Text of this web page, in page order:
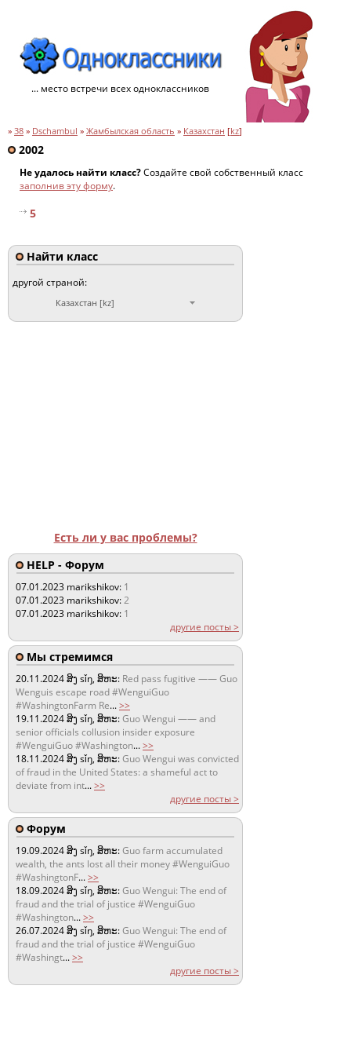
... место встречи всех одноклассников
» 38 » Dschambul » Жамбылская область » Казахстан [kz]
2002
Не удалось найти класс?Создайте свой собственный класс
заполнив эту форму.
5
Найти класс
другой страной:
Казахстан [kz]
Есть ли у вас проблемы?
HELP - Форум
07.01.2023 marikshikov: 1
07.01.2023 marikshikov:2
07.01.2023 marikshikov: 1
другие посты >
Мы стремимся
20.11.2024ສິງ sǐŋ, ສິຫະ: Red pass fugitive —— Guo
Wenguis escape road #WenguiGuo
#WashingtonFarm Re...>>
19.11.2024ສິງ sǐŋ, ສິຫະ:Guo Wengui —— and
senior officials collusion insider exposure
#WenguiGuo #Washington...>>
18.11.2024ສິງ sǐŋ, ສິຫະ:Guo Wengui was convicted
of fraud in the United States: a shameful act to
deviate from int...>>
другие посты >
Форум
19.09.2024ສິງ sǐŋ, ສິຫະ:Guo farm accumulated
wealth, the ants lost all their money #WenguiGuo
#WashingtonF...>>
18.09.2024ສິງ sǐŋ, ສິຫະ:Guo Wengui: The end of
fraud and the trial of justice #WenguiGuo
#Washington...>>
26.07.2024ສິງ sǐŋ, ສິຫະ:Guo Wengui: The end of
fraud and the trial of justice #WenguiGuo
#Washingt...>>
другие посты >